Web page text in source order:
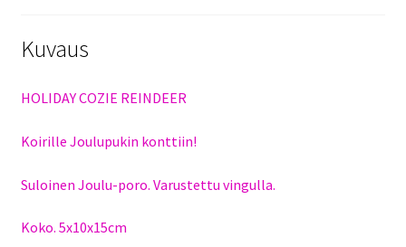
Kuvaus
HOLIDAY COZIE REINDEER
Koirille Joulupukin konttiin!
Suloinen Joulu-poro. Varustettu vingulla.
Koko. 5x10x15cm